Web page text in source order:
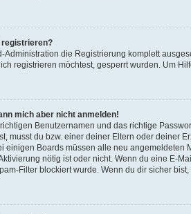
registrieren?
Administration die Registrierung komplett
registrieren möchtest, gesperrt wurden. Um
mich aber nicht anmelden!
Benutzernamen und das richtige
musst du bzw. einer deiner Eltern oder deiner
einigen Boards müssen alle neu
nötig ist oder nicht. Wenn du eine E-
Filter blockiert wurde. Wenn du dir sicher